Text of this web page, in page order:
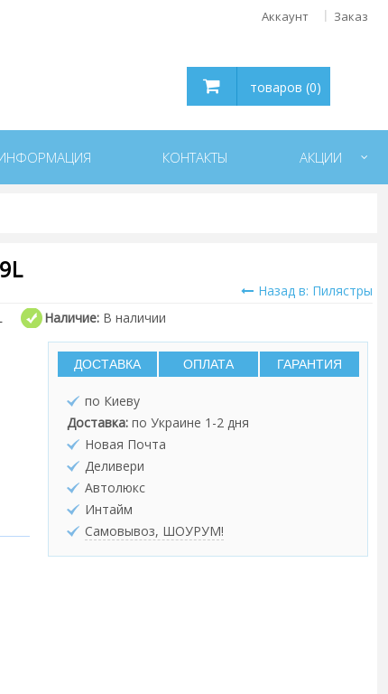
Аккаунт Заказ
товаров (0)
КОНТАКТЫ АКЦИИ
Назад в: Пилястры
Наличие: В наличии
ДОСТАВКА ОПЛАТА ГАРАНТИЯ
по Киеву
Доставка: по Украине 1-2 дня
Новая Почта
Деливери
Автолюкс
Интайм
Самовывоз, ШОУРУМ!